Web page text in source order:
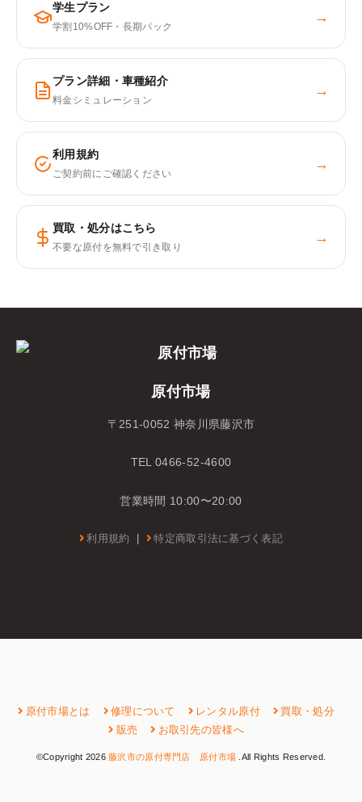
学生プラン
学割10%OFF・長期パック
→
プラン詳細・車種紹介
料金シミュレーション
→
利用規約
ご契約前にご確認ください
→
買取・処分はこちら
不要な原付を無料で引き取り
→
原付市場
〒251-0052 神奈川県藤沢市
TEL 0466-52-4600
営業時間 10:00〜20:00
利用規約 | 特定商取引法に基づく表記
原付市場とは 修理について レンタル原付
買取・処分
販売
お取引先の皆様へ
©Copyright 2026藤沢市の原付専門店 原付市場 .All Rights Reserved.